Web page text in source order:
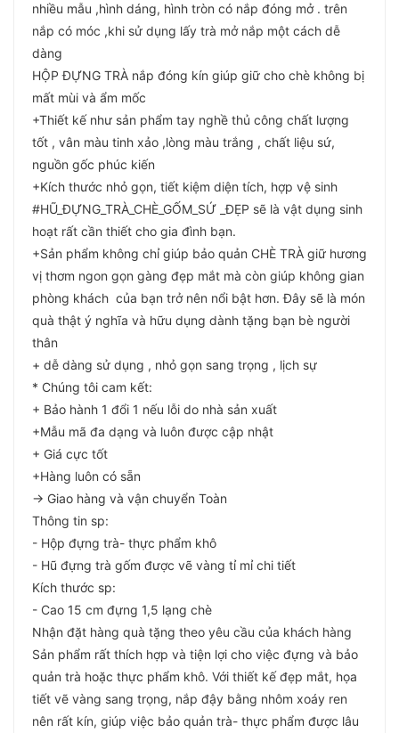
nhiều mẫu ,hình dáng, hình tròn có nắp đóng mở . trên
nắp có móc ,khi sử dụng lấy trà mở nắp một cách dễ
dàng
HỘP ĐỰNG TRÀ nắp đóng kín giúp giữ cho chè không bị
mất mùi và ẩm mốc
+Thiết kế như sản phẩm tay nghề thủ công chất lượng
tốt , vân màu tinh xảo ,lòng màu trắng , chất liệu sứ,
nguồn gốc phúc kiến
+Kích thước nhỏ gọn, tiết kiệm diện tích, hợp vệ sinh
#HŨ_ĐỰNG_TRÀ_CHÈ_GỐM_SỨ _ĐẸP sẽ là vật dụng sinh
hoạt rất cần thiết cho gia đình bạn.
+Sản phẩm không chỉ giúp bảo quản CHÈ TRÀ giữ hương
vị thơm ngon gọn gàng đẹp mắt mà còn giúp không gian
phòng khách của bạn trở nên nổi bật hơn. Đây sẽ là món
quà thật ý nghĩa và hữu dụng dành tặng bạn bè người
thân
+ dễ dàng sử dụng , nhỏ gọn sang trọng , lịch sự
* Chúng tôi cam kết:
+ Bảo hành 1 đổi 1 nếu lỗi do nhà sản xuất
+Mẫu mã đa dạng và luôn được cập nhật
+ Giá cực tốt
+Hàng luôn có sẵn
-> Giao hàng và vận chuyển Toàn
Thông tin sp:
- Hộp đựng trà- thực phẩm khô
- Hũ đựng trà gốm được vẽ vàng tỉ mỉ chi tiết
Kích thước sp:
- Cao 15 cm đựng 1,5 lạng chè
Nhận đặt hàng quà tặng theo yêu cầu của khách hàng
Sản phẩm rất thích hợp và tiện lợi cho việc đựng và bảo
quản trà hoặc thực phẩm khô. Với thiết kế đẹp mắt, họa
tiết vẽ vàng sang trọng, nắp đậy bằng nhôm xoáy ren
nên rất kín, giúp việc bảo quản trà- thực phẩm được lâu